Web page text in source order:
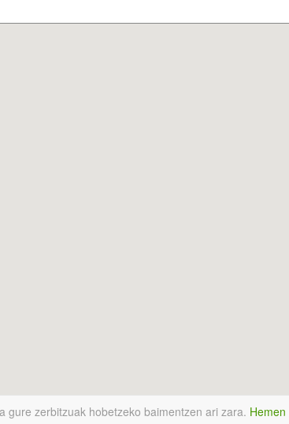
gure zerbitzuak hobetzeko baimentzen ari zara. Hemen